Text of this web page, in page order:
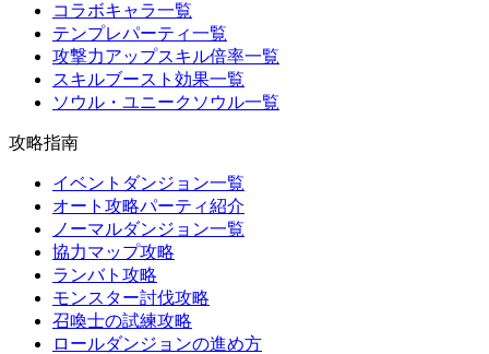
コラボキャラ一覧
テンプレパーティ一覧
攻撃力アップスキル倍率一覧
スキルブースト効果一覧
ソウル・ユニークソウル一覧
攻略指南
イベントダンジョン一覧
オート攻略パーティ紹介
ノーマルダンジョン一覧
協力マップ攻略
ランバト攻略
モンスター討伐攻略
召喚士の試練攻略
ロールダンジョンの進め方